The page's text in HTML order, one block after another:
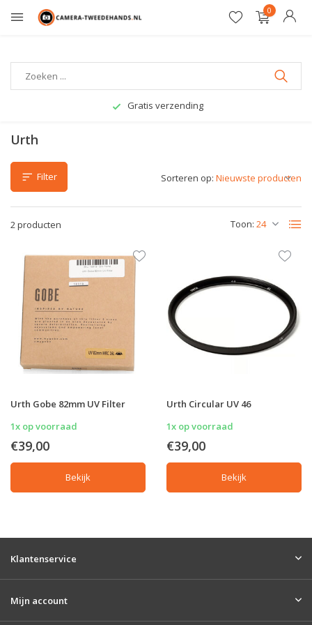
0
Gratis verzending
Urth
Filter
2 producten Toon:
Sorteren op:
Urth Gobe 82mm UV Filter
1x op voorraad
€39,00
Bekijk
Urth Circular UV 46
1x op voorraad
€39,00
Bekijk
Klantenservice
Mijn account